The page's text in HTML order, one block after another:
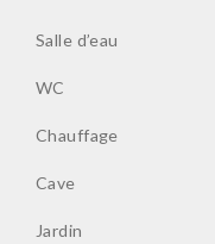
Salle d’eau
WC
Chauffage
Cave
Jardin